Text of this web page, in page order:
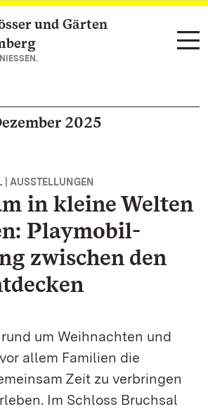
springenund Gärten
2025
| AUSSTELLUNGEN
in kleine Welten
Playmobil-
zwischen den
um Weihnachten und
allem Familien die
Zeit zu verbringen
Im Schloss Bruchsal